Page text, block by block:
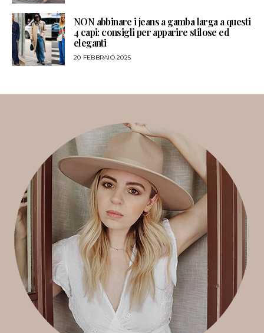
NON abbinare i jeans a gamba larga a questi
4 capi: consigli per apparire stilose ed
eleganti
20 FEBBRAIO 2025